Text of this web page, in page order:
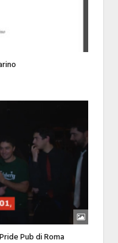
Pub di Roma